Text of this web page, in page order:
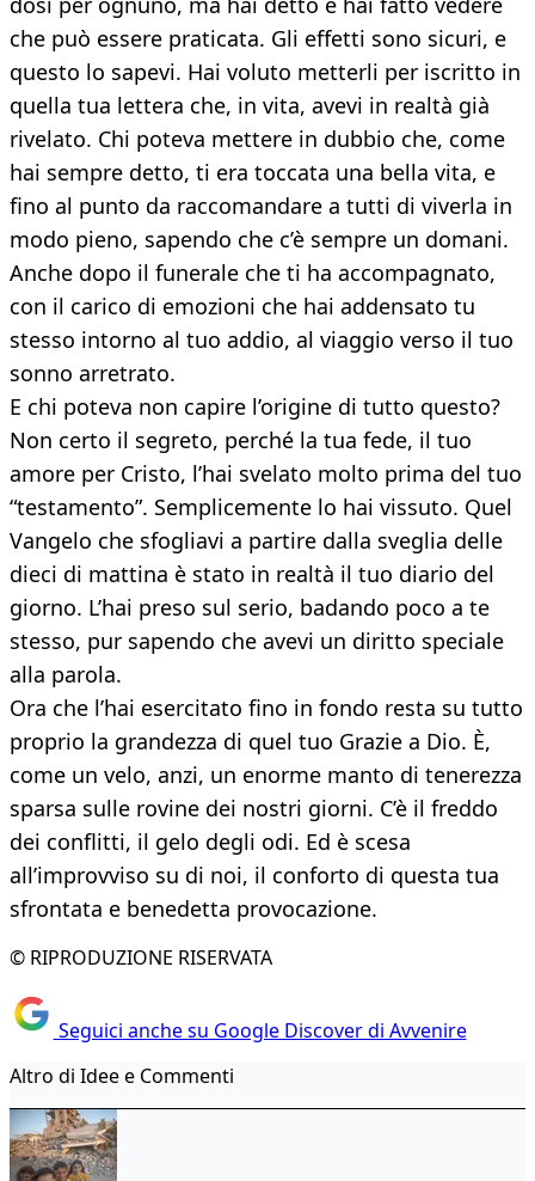
che può essere praticata. Gli effetti sono sicuri, e
questo lo sapevi. Hai voluto metterli per iscritto in
quella tua lettera che, in vita, avevi in realtà già
rivelato. Chi poteva mettere in dubbio che, come
hai sempre detto, ti era toccata una bella vita, e
fino al punto da raccomandare a tutti di viverla in
modo pieno, sapendo che c’è sempre un domani.
Anche dopo il funerale che ti ha accompagnato,
con il carico di emozioni che hai addensato tu
stesso intorno al tuo addio, al viaggio verso il tuo
sonno arretrato.
E chi poteva non capire l’origine di tutto questo?
Non certo il segreto, perché la tua fede, il tuo
amore per Cristo, l’hai svelato molto prima del tuo
“testamento”. Semplicemente lo hai vissuto. Quel
Vangelo che sfogliavi a partire dalla sveglia delle
dieci di mattina è stato in realtà il tuo diario del
giorno. L’hai preso sul serio, badando poco a te
stesso, pur sapendo che avevi un diritto speciale
alla parola.
Ora che l’hai esercitato fino in fondo resta su tutto
proprio la grandezza di quel tuo Grazie a Dio. È,
come un velo, anzi, un enorme manto di tenerezza
sparsa sulle rovine dei nostri giorni. C’è il freddo
dei conflitti, il gelo degli odi. Ed è scesa
all’improvviso su di noi, il conforto di questa tua
sfrontata e benedetta provocazione.
© RIPRODUZIONE RISERVATA
Seguici anche su Google Discover di Avvenire
Altro di Idee e Commenti